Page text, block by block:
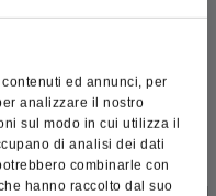
ed annunci, per
analizzare il nostro
sul modo in cui utilizza il
di analisi dei dati
combinarle con
hanno raccolto dal suo
la rimozione
modoefficiente e
essere in grado di
senza danneggiare lo
deve rispettare
le vibrazionie garantire